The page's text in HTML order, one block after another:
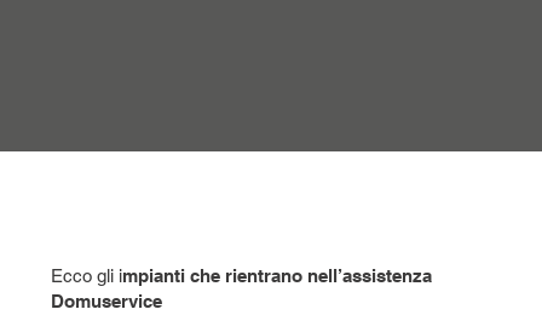
Ecco gli impianti che rientrano nell’assistenza
Domuservice